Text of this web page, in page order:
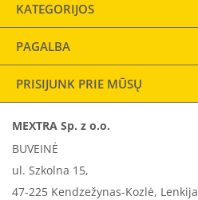
KATEGORIJOS
PAGALBA
PRISIJUNK PRIE MŪSŲ
MEXTRA Sp. z o.o.
BUVEINĖ
ul. Szkolna 15,
47-225 Kendzežynas-Kozlė, Lenkija